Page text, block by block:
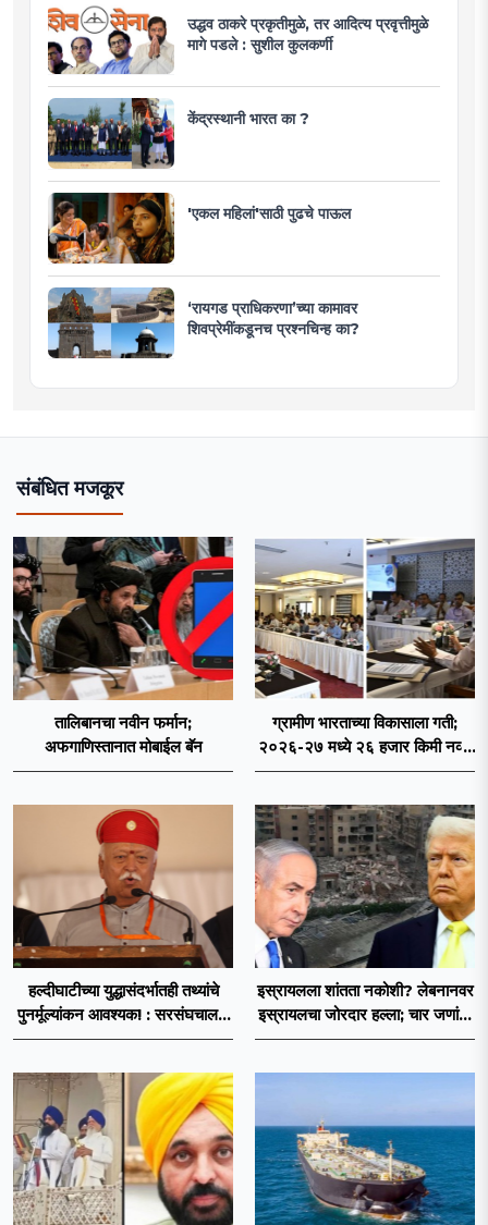
उद्धव ठाकरे प्रकृतीमुळे, तर आदित्य प्रवृत्तीमुळे
मागे पडले : सुशील कुलकर्णी
केंद्रस्थानी भारत का ?
'एकल महिलां'साठी पुढचे पाऊल
‘रायगड प्राधिकरणा’च्या कामावर
शिवप्रेमींकडूनच प्रश्नचिन्ह का?
संबंधित मजकूर
तालिबानचा नवीन फर्मान;
अफगाणिस्तानात मोबाईल बॅन
ग्रामीण भारताच्या विकासाला गती;
२०२६-२७ मध्ये २६ हजार किमी नव्या
रस्त्यांचे लक्ष्य!
हल्दीघाटीच्या युद्धासंदर्भातही तथ्यांचे
पुनर्मूल्यांकन आवश्यक! : सरसंघचालक
डॉ. मोहनजी भागवत
इस्रायलला शांतता नकोशी? लेबनानवर
इस्रायलचा जोरदार हल्ला; चार जणांचा
मृत्यू, इराण-अमेरिकेत आरोप-प्रत्यारोप